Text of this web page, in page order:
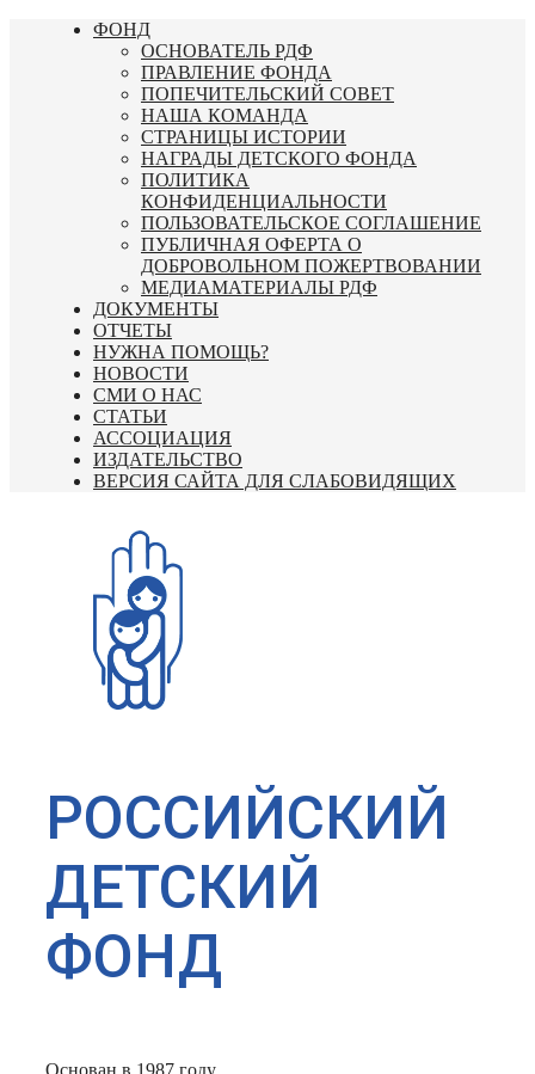
Перейти
ФОНД
ОСНОВАТЕЛЬ РДФ
ПРАВЛЕНИЕ ФОНДА
ПОПЕЧИТЕЛЬСКИЙ СОВЕТ
НАША КОМАНДА
СТРАНИЦЫ ИСТОРИИ
НАГРАДЫ ДЕТСКОГО ФОНДА
ПОЛИТИКА
КОНФИДЕНЦИАЛЬНОСТИ
ПОЛЬЗОВАТЕЛЬСКОЕ СОГЛАШЕНИЕ
ПУБЛИЧНАЯ ОФЕРТА О
ДОБРОВОЛЬНОМ ПОЖЕРТВОВАНИИ
МЕДИАМАТЕРИАЛЫ РДФ
ДОКУМЕНТЫ
ОТЧЕТЫ
НУЖНА ПОМОЩЬ?
НОВОСТИ
СМИ О НАС
СТАТЬИ
АССОЦИАЦИЯ
ИЗДАТЕЛЬСТВО
ВЕРСИЯ САЙТА ДЛЯ СЛАБОВИДЯЩИХ
РОССИЙСКИЙ
ДЕТСКИЙ
ФОНД
Основан в 1987 году